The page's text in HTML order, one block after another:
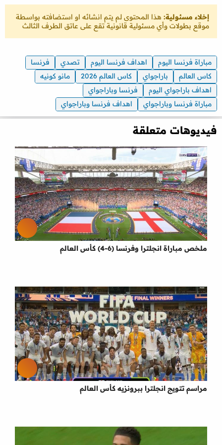
إخلاء مسئولية: هذا المحتوى لم يتم انشائه او استضافته بواسطة
موقع بطولات وأي مسئولية قانونية تقع على عاتق الطرف الثالث
مباراة فرنسا اليوم اهداف فرنسا اليوم تصدي
فرنسا
كاس العالم
باراجواي كاس العالم 2026
مانو كونيه
اهداف باراجواي اليوم
فرنسا وباراجواي
مباراة فرنسا وباراجواي
اهداف فرنسا وباراجواي
فيديوهات متعلقة
ملخص مباراة انجلترا وفرنسا (6-4) كأس العالم
مراسم تتويج انجلترا ببرونزيه كأس العالم